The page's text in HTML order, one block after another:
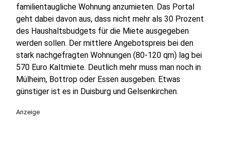
familientaugliche Wohnung anzumieten. Das Portal
geht dabei davon aus, dass nicht mehr als 30 Prozent
des Haushaltsbudgets für die Miete ausgegeben
werden sollen. Der mittlere Angebotspreis bei den
stark nachgefragten Wohnungen (80-120 qm) lag bei
570 Euro Kaltmiete. Deutlich mehr muss man noch in
Mülheim, Bottrop oder Essen ausgeben. Etwas
günstiger ist es in Duisburg und Gelsenkirchen.
Anzeige